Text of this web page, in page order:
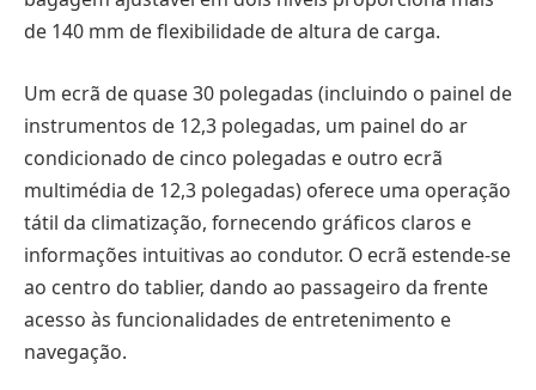
de 140 mm de flexibilidade de altura de carga.
Um ecrã de quase 30 polegadas (incluindo o painel de
instrumentos de 12,3 polegadas, um painel do ar
condicionado de cinco polegadas e outro ecrã
multimédia de 12,3 polegadas) oferece uma operação
tátil da climatização, fornecendo gráficos claros e
informações intuitivas ao condutor. O ecrã estende-se
ao centro do tablier, dando ao passageiro da frente
acesso às funcionalidades de entretenimento e
navegação.